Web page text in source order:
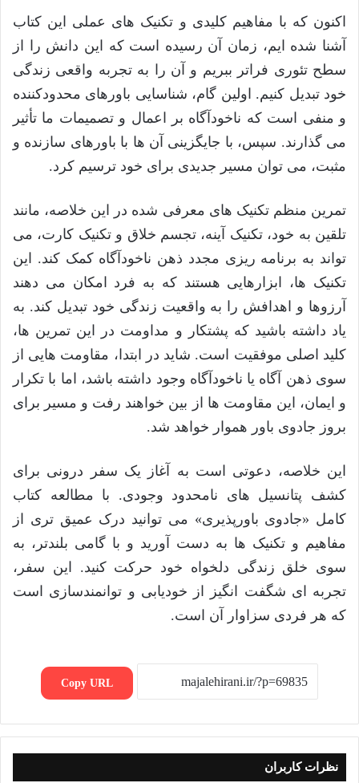
اکنون که با مفاهیم کلیدی و تکنیک های عملی این کتاب
آشنا شده ایم، زمان آن رسیده است که این دانش را از
سطح تئوری فراتر ببریم و آن را به تجربه واقعی زندگی
خود تبدیل کنیم. اولین گام، شناسایی باورهای محدودکننده
و منفی است که ناخودآگاه بر اعمال و تصمیمات ما تأثیر
می گذارند. سپس، با جایگزینی آن ها با باورهای سازنده و
مثبت، می توان مسیر جدیدی برای خود ترسیم کرد.
تمرین منظم تکنیک های معرفی شده در این خلاصه، مانند
تلقین به خود، تکنیک آینه، تجسم خلاق و تکنیک کارت، می
تواند به برنامه ریزی مجدد ذهن ناخودآگاه کمک کند. این
تکنیک ها، ابزارهایی هستند که به فرد امکان می دهند
آرزوها و اهدافش را به واقعیت زندگی خود تبدیل کند. به
یاد داشته باشید که پشتکار و مداومت در این تمرین ها،
کلید اصلی موفقیت است. شاید در ابتدا، مقاومت هایی از
سوی ذهن آگاه یا ناخودآگاه وجود داشته باشد، اما با تکرار
و ایمان، این مقاومت ها از بین خواهند رفت و مسیر برای
بروز جادوی باور هموار خواهد شد.
این خلاصه، دعوتی است به آغاز یک سفر درونی برای
کشف پتانسیل های نامحدود وجودی. با مطالعه کتاب
کامل «جادوی باورپذیری» می توانید درک عمیق تری از
مفاهیم و تکنیک ها به دست آورید و با گامی بلندتر، به
سوی خلق زندگی دلخواه خود حرکت کنید. این سفر،
تجربه ای شگفت انگیز از خودیابی و توانمندسازی است
که هر فردی سزاوار آن است.
Copy URL
نظرات کاربران